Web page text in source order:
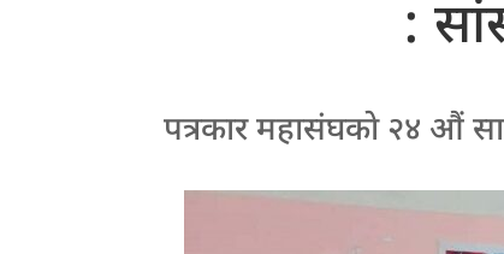
:
पत्रकार महासंघकाे २४ औं